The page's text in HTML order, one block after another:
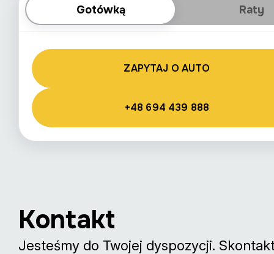
Gotówką Raty
ZAPYTAJ O AUTO
+48 694 439 888
Kontakt
Jesteśmy do Twojej dyspozycji.